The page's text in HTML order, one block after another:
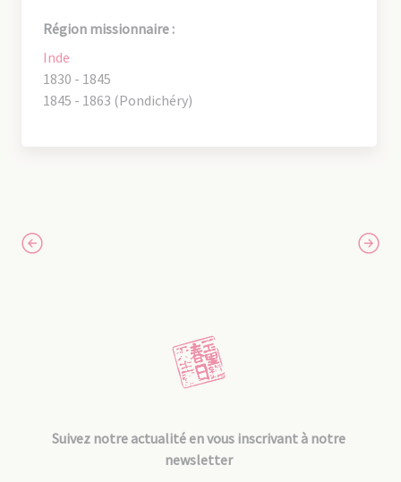
Région missionnaire :
Inde
1830 - 1845
1845 - 1863 (Pondichéry)
Suivez notre actualité en vous inscrivant à notre
newsletter